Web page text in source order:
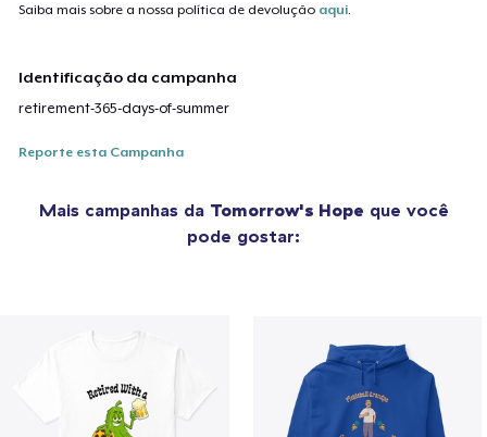
Saiba mais sobre a nossa política de devolução aqui
Identificação da campanha
retirement-365-days-of-summer
Reporte esta Campanha
Mais campanhas da Tomorrow's Hope que você
pode gostar: